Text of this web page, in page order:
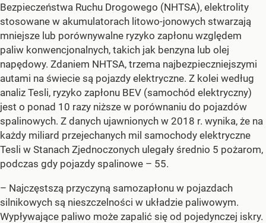
Bezpieczeństwa Ruchu Drogowego (NHTSA), elektrolity
stosowane w akumulatorach litowo-jonowych stwarzają
mniejsze lub porównywalne ryzyko zapłonu względem
paliw konwencjonalnych, takich jak benzyna lub olej
napędowy. Zdaniem NHTSA, trzema najbezpieczniejszymi
autami na świecie są pojazdy elektryczne. Z kolei według
analiz Tesli, ryzyko zapłonu BEV (samochód elektryczny)
jest o ponad 10 razy niższe w porównaniu do pojazdów
spalinowych. Z danych ujawnionych w 2018 r. wynika, że na
każdy miliard przejechanych mil samochody elektryczne
Tesli w Stanach Zjednoczonych ulegały średnio 5 pożarom,
podczas gdy pojazdy spalinowe – 55.
– Najczęstszą przyczyną samozapłonu w pojazdach
silnikowych są nieszczelności w układzie paliwowym.
Wypływające paliwo może zapalić się od pojedynczej iskry.